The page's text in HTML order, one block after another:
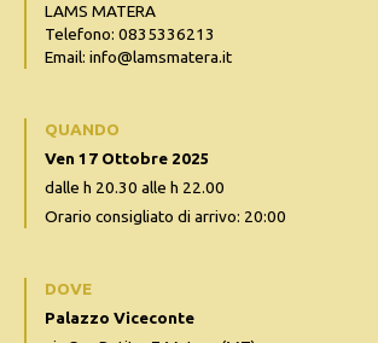
LAMS MATERA
Telefono: 0835336213
Email: info@lamsmatera.it
QUANDO
Ven 17 Ottobre 2025
dalle h 20.30 alle h 22.00
Orario consigliato di arrivo: 20:00
DOVE
Palazzo Viceconte